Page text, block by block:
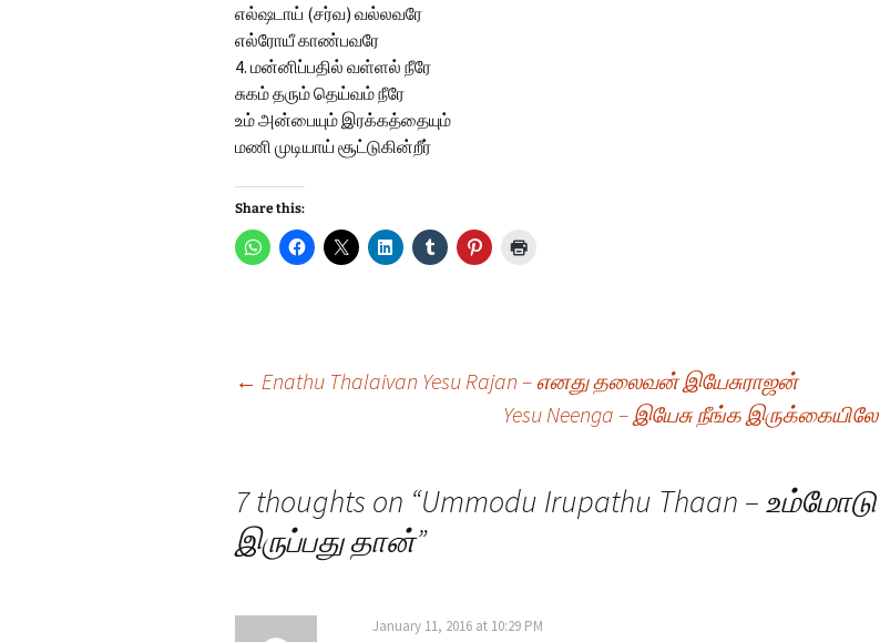
எல்ஷடாய் (சர்வ) வல்லவரே
எல்ரோயீ காண்பவரே
4. மன்னிப்பதில் வள்ளல் நீரே
சுகம் தரும் தெய்வம் நீரே
உம் அன்பையும் இரக்கத்தையும்
மணி முடியாய் சூட்டுகின்றீர்
Share this:
← Enathu Thalaivan Yesu Rajan – எனது தலைவன் இயேசுராஜன்
Yesu Neenga – இயேசு நீங்க இருக்கையிலே
7 thoughts on “Ummodu Irupathu Thaan – உம்மோடு
இருப்பது தான்”
January 11, 2016 at 10:29 PM